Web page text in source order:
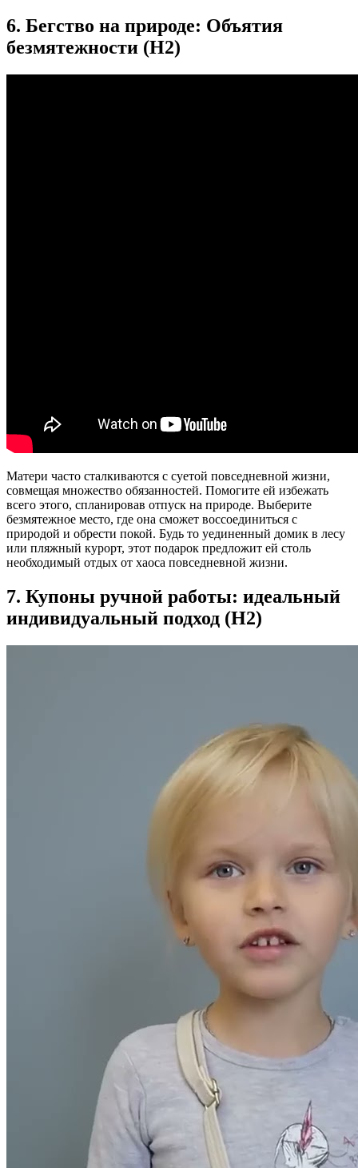
6. Бегство на природе: Объятия
безмятежности (H2)
Матери часто сталкиваются с суетой повседневной жизни,
совмещая множество обязанностей. Помогите ей избежать
всего этого, спланировав отпуск на природе. Выберите
безмятежное место, где она сможет воссоединиться с
природой и обрести покой. Будь то уединенный домик в лесу
или пляжный курорт, этот подарок предложит ей столь
необходимый отдых от хаоса повседневной жизни.
7. Купоны ручной работы: идеальный
индивидуальный подход (H2)